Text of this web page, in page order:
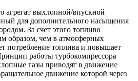
агрегат выхлопной/впускной
для дополнительного насыщения
За счет этого топливо
образом, чем в атмосферных
потребление топлива и повышает
работы турбокомпрессора
газы приводят в движение
движение которой через